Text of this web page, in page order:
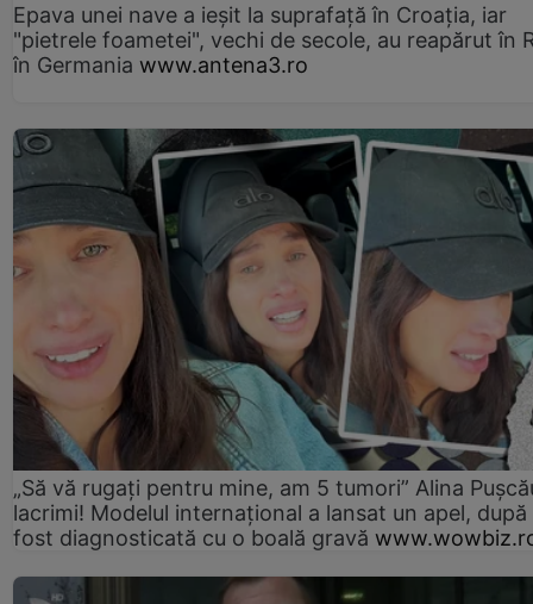
Epava unei nave a ieșit la suprafață în Croația, iar
"pietrele foametei", vechi de secole, au reapărut în
în Germania www.antena3.ro
„Să vă rugați pentru mine, am 5 tumori” Alina
lacrimi! Modelul internațional a lansat un apel, după
fost diagnosticată cu o boală gravă